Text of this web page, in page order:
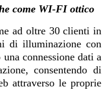
come WI-FI ottico
ad oltre 30 clienti in
di illuminazione con
connessione dati a
consentendo di
attraverso le proprie